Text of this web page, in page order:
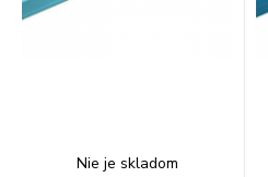
Nie je skladom